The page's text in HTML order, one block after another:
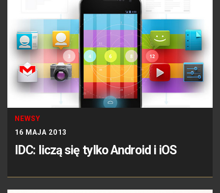
NEWSY
16 MAJA 2013
IDC: liczą się tylko Android i iOS